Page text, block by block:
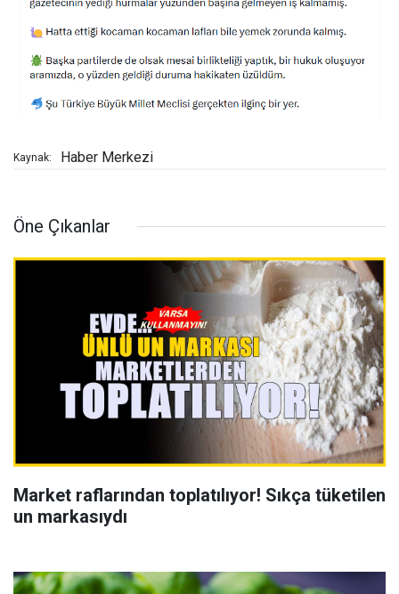
Kaynak: Haber Merkezi
Öne Çıkanlar
Market raflarından toplatılıyor! Sıkça tüketilen
un markasıydı